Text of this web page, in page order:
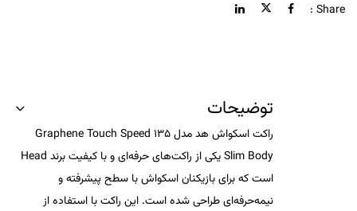
Share :
توضیحات
راکت اسکواش هد مدل Graphene Touch Speed 135
Slim Bodyیکی از راکت‌های حرفه‌ای و با کیفیت برند Head
است که برای بازیکنان اسکواش با سطح پیشرفته و
نیمه‌حرفه‌ای طراحی شده است. این راکت با استفاده از